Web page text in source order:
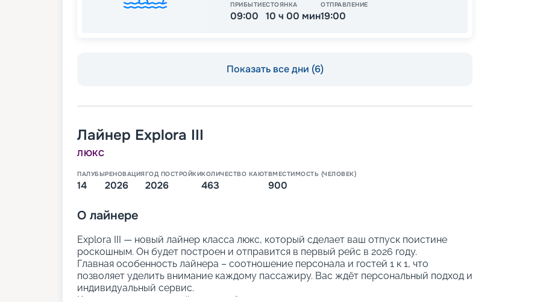
ПРИБЫТИЕ
09:00
СТОЯНКА
10 ч 00 мин
ОТПРАВЛЕНИЕ
19:00
Показать все дни (6)
Лайнер Explora III
ЛЮКС
ПАЛУБЫ
14
РЕНОВАЦИЯ
2026
ГОД ПОСТРОЙКИ
2026
КОЛИЧЕСТВО КАЮТ
463
ВМЕСТИМОСТЬ (ЧЕЛОВЕК)
900
О лайнере
Explora III — новый лайнер класса люкс, который сделает ваш отпуск поистине
роскошным. Он будет построен и отправится в первый рейс в 2026 году.
Главная особенность лайнера – соотношение персонала и гостей 1 к 1, что
позволяет уделить внимание каждому пассажиру. Вас ждёт персональный подход и
индивидуальный сервис.